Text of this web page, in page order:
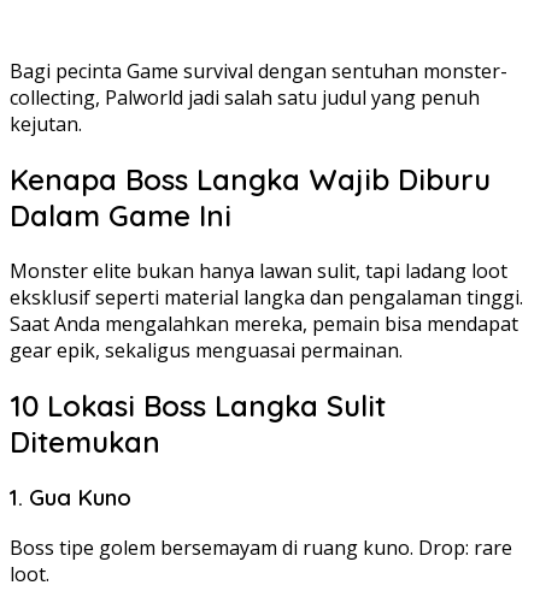
Bagi pecinta Game survival dengan sentuhan monster-
collecting, Palworld jadi salah satu judul yang penuh
kejutan.
Kenapa Boss Langka Wajib Diburu
Dalam Game Ini
Monster elite bukan hanya lawan sulit, tapi ladang loot
eksklusif seperti material langka dan pengalaman tinggi.
Saat Anda mengalahkan mereka, pemain bisa mendapat
gear epik, sekaligus menguasai permainan.
10 Lokasi Boss Langka Sulit
Ditemukan
1. Gua Kuno
Boss tipe golem bersemayam di ruang kuno. Drop: rare
loot.